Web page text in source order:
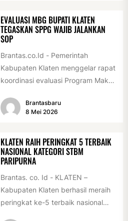
EVALUASI MBG BUPATI KLATEN
TEGASKAN SPPG WAJIB JALANKAN
SOP
Brantas.co.Id - Pemerintah
Kabupaten Klaten menggelar rapat
koordinasi evaluasi Program Makan
Pemerintah Kabupaten Klaten,
Kamis...
Brantasbaru
8 Mei 2026
KLATEN RAIH PERINGKAT 5 TERBAIK
NASIONAL KATEGORI STBM
PARIPURNA
Brantas. co. Id - KLATEN –
Kabupaten Klaten berhasil meraih
peringkat ke-5 terbaik nasional